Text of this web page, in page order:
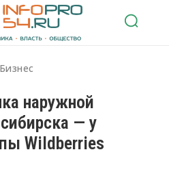
Бизнес
наружной
— у
Wildberries